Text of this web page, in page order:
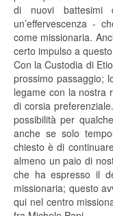
di nuovi
un’effervescenza -
come missionaria.
certo impulso a
Con la Custodia di
prossimo passaggio;
legame con la nostra
di corsia
possibilità per
anche se solo
chiesto è di
almeno un paio di
che ha espresso il
missionaria; questo
qui nel centro